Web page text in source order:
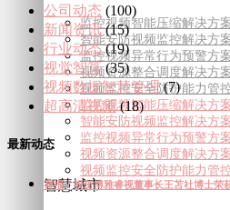
监控视频智能压缩解决方
智能安防视频监控解决方
监控视频异常行为预警方
视频资源整合调度解决方
视频监控安全防护能力管
监控视频智能压缩解决方
智能安防视频监控解决方
监控视频异常行为预警方
视频资源整合调度解决方
视频监控安全防护能力管
智慧城市
公司动态 (100)
新闻资讯 (15)
行业动态 (19)
视觉智算 (35)
视频数据智慧管理 (7)
超高清视频 (18)
最新动态
喜报！祝贺博雅睿视董事长王苫社博士荣